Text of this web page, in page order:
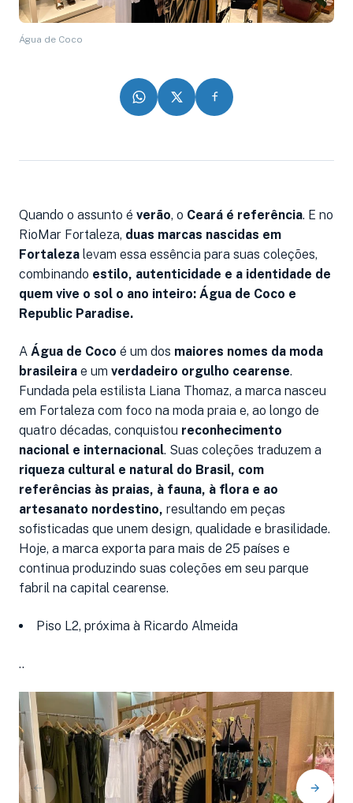
Água de Coco
Quando o assunto é verão, o Ceará é referência. E no
RioMar Fortaleza, duas marcas nascidas em
Fortaleza levam essa essência para suas coleções,
combinando estilo, autenticidade e a identidade de
quem vive o sol o ano inteiro: Água de Coco e
Republic Paradise.
A Água de Coco é um dos maiores nomes da moda
brasileira e um verdadeiro orgulho cearense.
Fundada pela estilista Liana Thomaz, a marca nasceu
em Fortaleza com foco na moda praia e, ao longo de
quatro décadas, conquistou reconhecimento
nacional e internacional. Suas coleções traduzem a
riqueza cultural e natural do Brasil, com
referências às praias, à fauna, à flora e ao
artesanato nordestino, resultando em peças
sofisticadas que unem design, qualidade e brasilidade.
Hoje, a marca exporta para mais de 25 países e
continua produzindo suas coleções em seu parque
fabril na capital cearense.
Piso L2, próxima à Ricardo Almeida
..